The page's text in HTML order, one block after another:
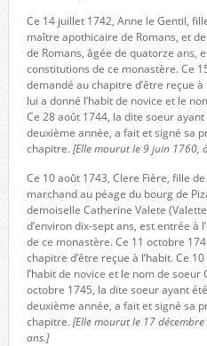
Ce 14 juillet 1742, Anne le Gentil,
maître apothicaire de Romans, et
de Romans, âgée de quatorze ans,
constitutions de ce monastère. Ce
demandé au chapitre d’être reçue
lui a donné l’habit de novice et le
Ce 28 août 1744, la dite soeur
deuxième année, a fait et signé sa
chapitre.[Elle mourut le 9 juin 1760,
Ce 10 août 1743, Clere Fière, fille
marchand au péage du bourg de
demoiselle Catherine Valete
d’environ dix-sept ans, est entrée à
de ce monastère. Ce 11 octobre
chapitre d’être reçue à l’habit. Ce
l’habit de novice et le nom de
octobre 1745, la dite soeur ayant
deuxième année, a fait et signé sa
chapitre.[Elle mourut le 17
ans.]